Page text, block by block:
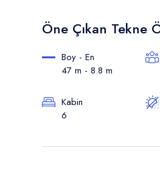
Öne Çıkan Tekne
Boy - En
47 m - 8.8 m
Kabin
6